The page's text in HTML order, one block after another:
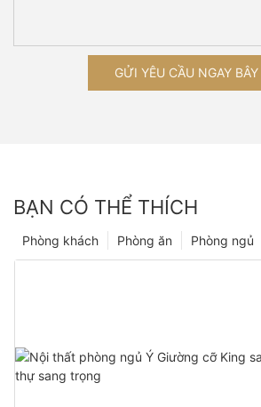
GỬI YÊU CẦU NGAY
BẠN CÓ THỂ THÍCH
Phòng ngủ
Phòng ăn
Phòng khách